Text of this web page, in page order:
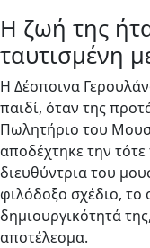
Η ζωή της
ταυτισμένη
Η Δέσποινα
παιδί, όταν της
Πωλητήριο του
αποδέχτηκε την
διευθύντρια του
φιλόδοξο σχέδιο,
δημιουργικότητά
αποτέλεσμα.